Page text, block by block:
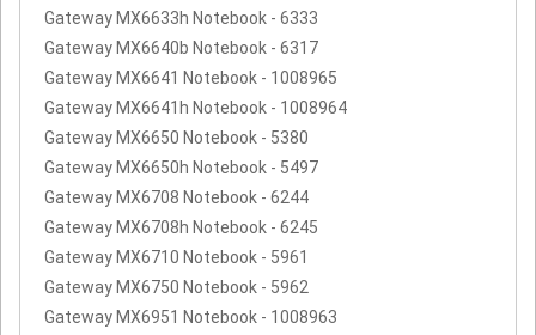
Gateway MX6633h Notebook - 6333
Gateway MX6640b Notebook - 6317
Gateway MX6641 Notebook - 1008965
Gateway MX6641h Notebook - 1008964
Gateway MX6650 Notebook - 5380
Gateway MX6650h Notebook - 5497
Gateway MX6708 Notebook - 6244
Gateway MX6708h Notebook - 6245
Gateway MX6710 Notebook - 5961
Gateway MX6750 Notebook - 5962
Gateway MX6951 Notebook - 1008963